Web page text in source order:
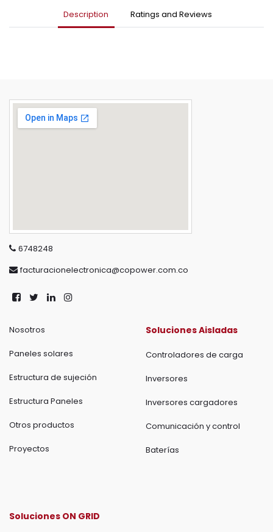
Description Ratings and Reviews
6748248
facturacionelectronica@copower.com.co
Nosotros
Paneles solares
Estructura de sujeción
Estructura Paneles
Otros productos
Proyectos
Soluciones Aisladas
Controladores de carga
Inversores
Inversores cargadores
Comunicación y control
Baterías
Soluciones ON GRID